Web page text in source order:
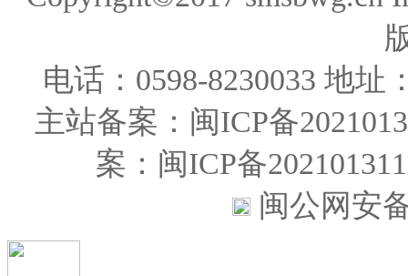
电话：0598-8230033 地
主站备案：闽ICP备
案：闽ICP备
闽公网安